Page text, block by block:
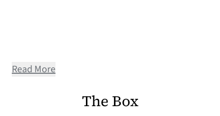
Read More
The Box